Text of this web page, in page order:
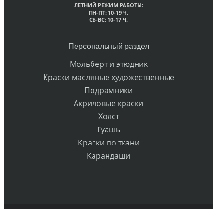
ЛЕТНИЙ РЕЖИМ РАБОТЫ:
ПН-ПТ: 10-19 Ч.
СБ-ВС: 10-17 Ч.
Персональный раздел
Мольберт и этюдник
Краски масляные художественные
Подрамники
Акриловые краски
Холст
Гуашь
Краски по ткани
Карандаши